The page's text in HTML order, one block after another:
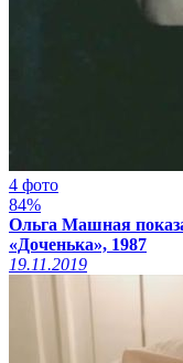
4 фото
84%
Ольга Машная
«Доченька», 1987
19.11.2019